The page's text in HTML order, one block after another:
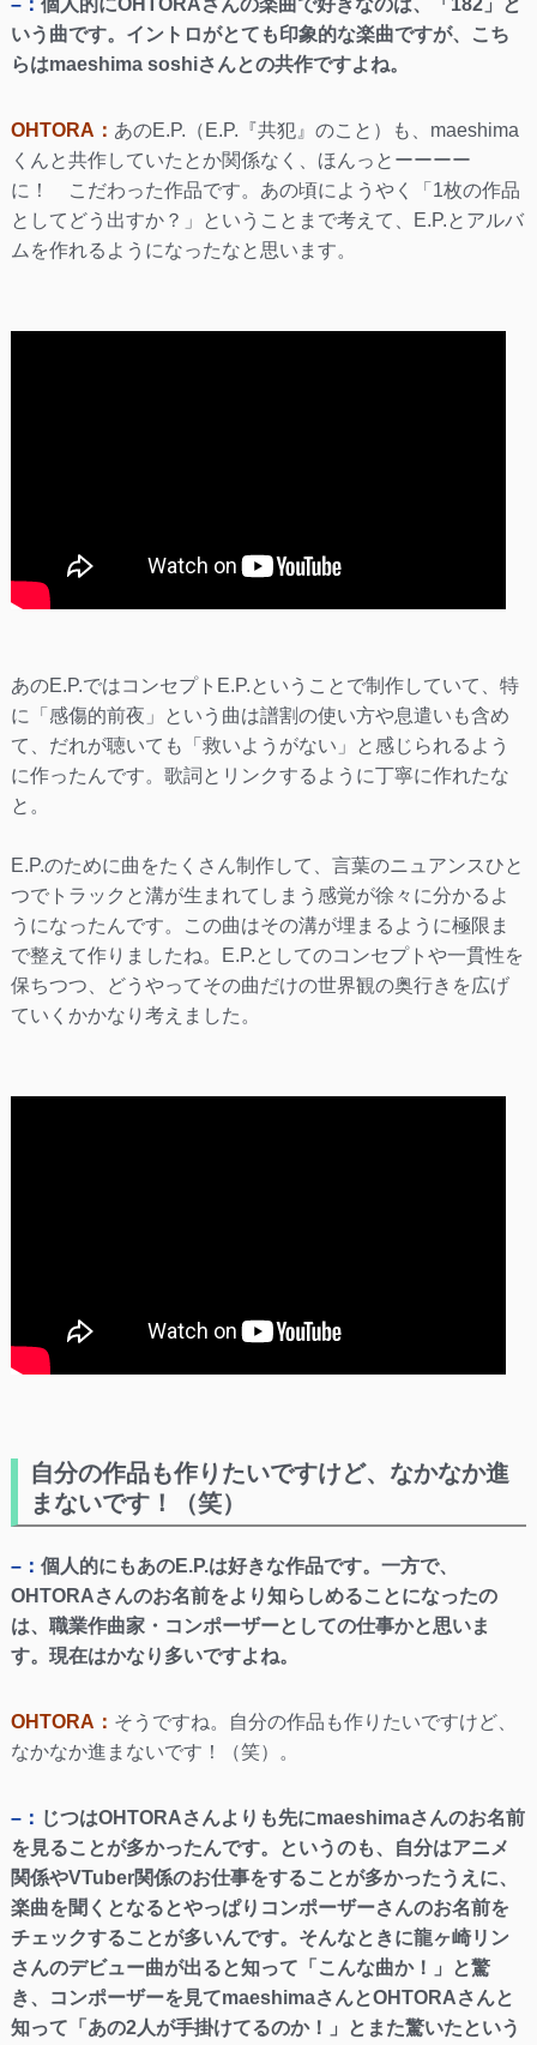
–： 個人的にOHTORAさんの楽曲で好きなのは、「182」と
いう曲です。イントロがとても印象的な楽曲ですが、こち
らはmaeshima soshiさんとの共作ですよね。
OHTORA： あのE.P.（E.P.『共犯』のこと）も、maeshima
くんと共作していたとか関係なく、ほんっとーーーー
に！ こだわった作品です。あの頃にようやく「1枚の作品
としてどう出すか？」ということまで考えて、E.P.とアルバ
ムを作れるようになったなと思います。
あのE.P.ではコンセプトE.P.ということで制作していて、特
に「感傷的前夜」という曲は譜割の使い方や息遣いも含め
て、だれが聴いても「救いようがない」と感じられるよう
に作ったんです。歌詞とリンクするように丁寧に作れたな
と。
E.P.のために曲をたくさん制作して、言葉のニュアンスひと
つでトラックと溝が生まれてしまう感覚が徐々に分かるよ
うになったんです。この曲はその溝が埋まるように極限ま
で整えて作りましたね。E.P.としてのコンセプトや一貫性を
保ちつつ、どうやってその曲だけの世界観の奥行きを広げ
ていくかかなり考えました。
自分の作品も作りたいですけど、なかなか進
まないです！（笑）
–： 個人的にもあのE.P.は好きな作品です。一方で、
OHTORAさんのお名前をより知らしめることになったの
は、職業作曲家・コンポーザーとしての仕事かと思いま
す。現在はかなり多いですよね。
OHTORA： そうですね。自分の作品も作りたいですけど、
なかなか進まないです！（笑）。
–： じつはOHTORAさんよりも先にmaeshimaさんのお名前
を見ることが多かったんです。というのも、自分はアニメ
関係やVTuber関係のお仕事をすることが多かったうえに、
楽曲を聞くとなるとやっぱりコンポーザーさんのお名前を
チェックすることが多いんです。そんなときに龍ヶ崎リン
さんのデビュー曲が出ると知って「こんな曲か！」と驚
き、コンポーザーを見てmaeshimaさんとOHTORAさんと
知って「あの2人が手掛けてるのか！」とまた驚いたという